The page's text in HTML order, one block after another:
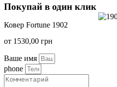
Покупай в один клик
Ковер Fortune 1902
от 1530,00 грн
Ваше имя
phone